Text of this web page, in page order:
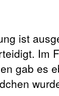
ist
Im
gab es